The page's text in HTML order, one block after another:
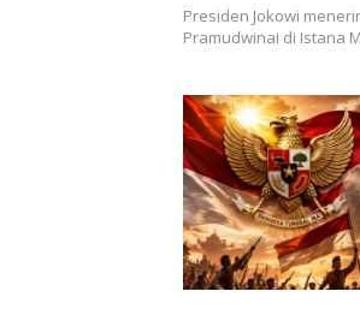
Presiden Jokowi
Pramudwinai di Istana